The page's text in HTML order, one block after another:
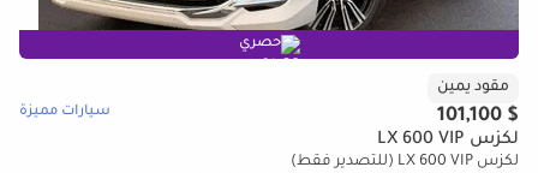
حصري
مقود يمين
$ 101,100 سيارات مميزة
لكزس LX 600 VIP
لكزس LX 600 VIP (للتصدير فقط)